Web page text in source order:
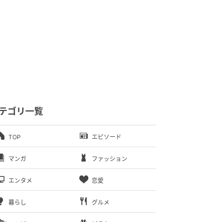
ゴリ一覧
TOP エピソード
マンガ ファッション
エンタメ 恋愛
暮らし グルメ